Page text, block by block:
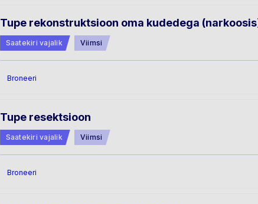
Tupe rekonstruktsioon oma kudedega
Saatekiri vajalik Viimsi
Broneeri
Tupe resektsioon
Saatekiri vajalik Viimsi
Broneeri